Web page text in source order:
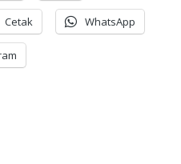
Cetak WhatsApp